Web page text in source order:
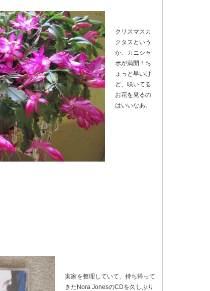
クリスマスカ
クタスという
か、カニシャ
ボが満開！ち
ょっと早いけ
ど、咲いてる
お花を見るの
はいいなあ。
実家を整理していて、持ち帰って
きたNora JonesのCDを久しぶり